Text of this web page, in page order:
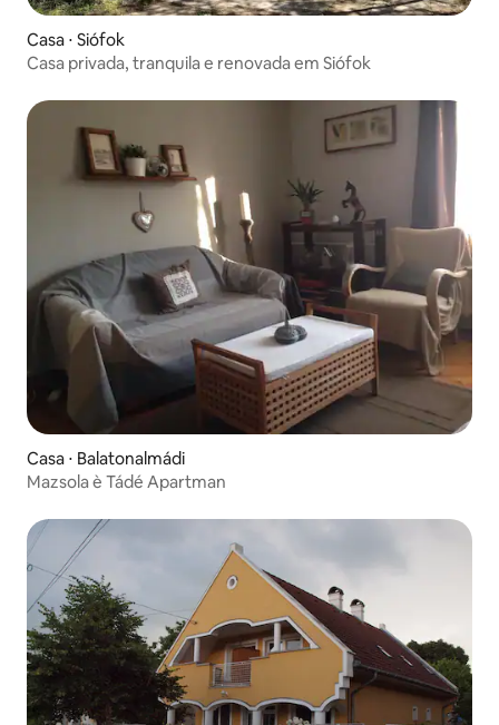
Casa ⋅ Siófok
Casa privada, tranquila e renovada em Siófok
Casa ⋅ Balatonalmádi
Mazsola è Tádé Apartman